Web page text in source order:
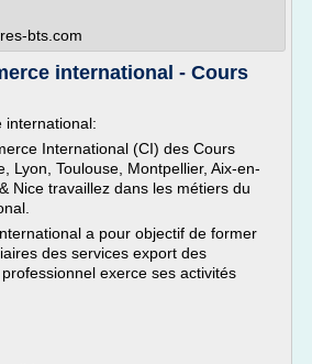
bts.com
international - Cours
international:
International (CI) des Cours
Lyon, Toulouse, Montpellier, Aix-en-
Nice travaillez dans les métiers du
a pour objectif de former
des services export des
exerce ses activités